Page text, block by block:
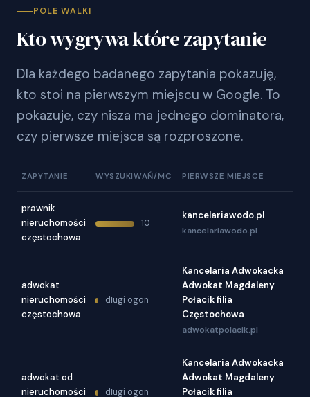
POLE WALKI
Kto wygrywa które zapytanie
Dla każdego badanego zapytania pokazuję,
kto stoi na pierwszym miejscu w Google. To
pokazuje, czy nisza ma jednego dominatora,
czy pierwsze miejsca są rozproszone.
ZAPYTANIE WYSZUKIWAŃ/MC PIERWSZE MIEJSCE
prawnik
nieruchomości
częstochowa
10
kancelariawodo.pl
kancelariawodo.pl
adwokat
nieruchomości
częstochowa
długi ogon
Kancelaria Adwokacka
Adwokat Magdaleny
Połacik filia
Częstochowa
adwokatpolacik.pl
adwokat od
nieruchomości
długi ogon
Kancelaria Adwokacka
Adwokat Magdaleny
Połacik filia